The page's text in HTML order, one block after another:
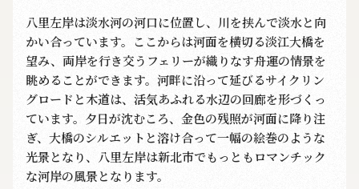
八里左岸は淡水河の河口に位置し、川を挟んで淡水と向
かい合っています。ここからは河面を横切る淡江大橋を
望み、両岸を行き交うフェリーが織りなす舟運の情景を
眺めることができます。河畔に沿って延びるサイクリン
グロードと木道は、活気あふれる水辺の回廊を形づくっ
ています。夕日が沈むころ、金色の残照が河面に降り注
ぎ、大橋のシルエットと溶け合って一幅の絵巻のような
光景となり、八里左岸は新北市でもっともロマンチック
な河岸の風景となります。